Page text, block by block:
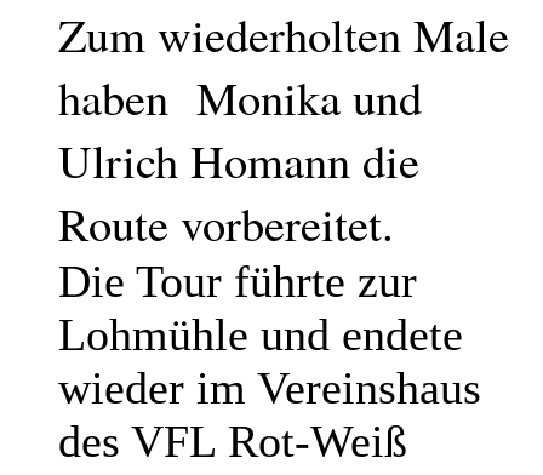
Zum wiederholten Male
haben Monika und
Ulrich Homann die
Route vorbereitet.
Die Tour führte zur
Lohmühle und endete
wieder im Vereinshaus
des VFL Rot-Weiß